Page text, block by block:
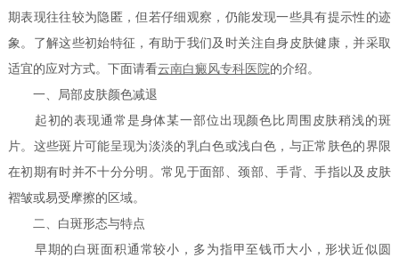
期表现往往较为隐匿，但若仔细观察，仍能发现一些具有提示性的迹
象。了解这些初始特征，有助于我们及时关注自身皮肤健康，并采取
适宜的应对方式。下面请看云南白癜风专科医院的介绍。
一、局部皮肤颜色减退
起初的表现通常是身体某一部位出现颜色比周围皮肤稍浅的斑
片。这些斑片可能呈现为淡淡的乳白色或浅白色，与正常肤色的界限
在初期有时并不十分分明。常见于面部、颈部、手背、手指以及皮肤
褶皱或易受摩擦的区域。
二、白斑形态与特点
早期的白斑面积通常较小，多为指甲至钱币大小，形状近似圆